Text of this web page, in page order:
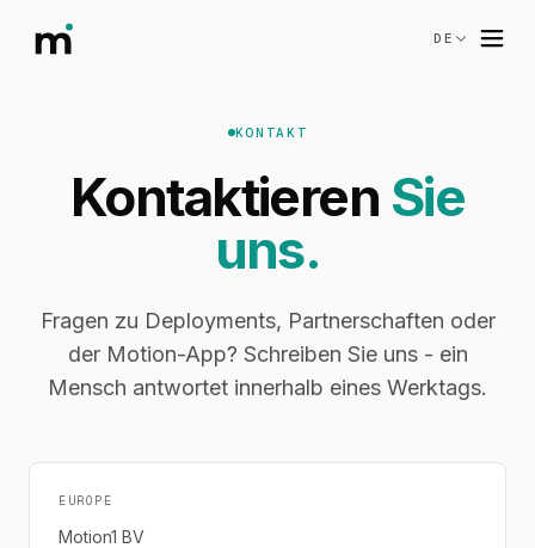
DE
KONTAKT
Kontaktieren Sie
uns.
Fragen zu Deployments, Partnerschaften oder
der Motion-App? Schreiben Sie uns - ein
Mensch antwortet innerhalb eines Werktags.
EUROPE
Motion1 BV